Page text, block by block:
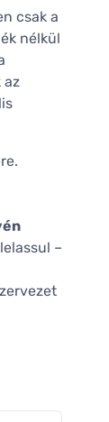
csak a
nélkül
az
–